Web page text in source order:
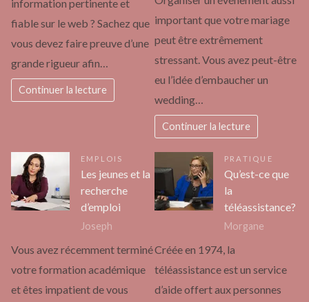
information pertinente et
fiable sur le web ? Sachez que
vous devez faire preuve d’une
grande rigueur afin…
Continuer la lecture
important que votre mariage
peut être extrêmement
stressant. Vous avez peut-être
eu l’idée d’embaucher un
wedding…
Continuer la lecture
EMPLOIS
Les jeunes et la
recherche
d’emploi
Joseph
Vous avez récemment terminé
votre formation académique
et êtes impatient de vous
PRATIQUE
Qu’est-ce que
la
téléassistance?
Morgane
Créée en 1974, la
téléassistance est un service
d’aide offert aux personnes